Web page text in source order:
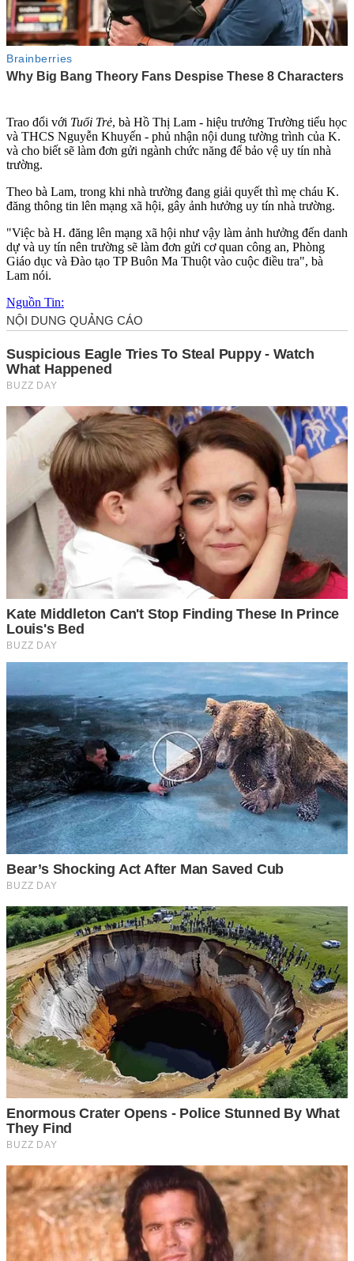
Trao đổi với Tuổi Trẻ, bà Hồ Thị Lam - hiệu trưởng Trường tiểu học
và THCS Nguyễn Khuyến - phủ nhận nội dung tường trình của K.
và cho biết sẽ làm đơn gửi ngành chức năng để bảo vệ uy tín nhà
trường.
Theo bà Lam, trong khi nhà trường đang giải quyết thì mẹ cháu K.
đăng thông tin lên mạng xã hội, gây ảnh hưởng uy tín nhà trường.
"Việc bà H. đăng lên mạng xã hội như vậy làm ảnh hưởng đến danh
dự và uy tín nên trường sẽ làm đơn gửi cơ quan công an, Phòng
Giáo dục và Đào tạo TP Buôn Ma Thuột vào cuộc điều tra", bà
Lam nói.
Nguồn Tin: